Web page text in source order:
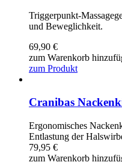
Triggerpunkt-
und Beweglichkeit.
69,90 €
zum Warenkorb
zum Produkt
Cranibas
Ergonomisches
Entlastung der
79,95 €
zum Warenkorb